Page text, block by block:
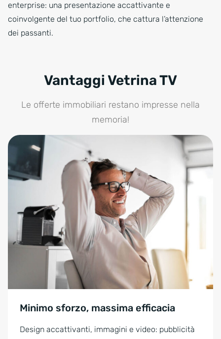
enterprise: una presentazione accattivante e
coinvolgente del tuo portfolio, che cattura l’attenzione
dei passanti.
Vantaggi Vetrina TV
Le offerte immobiliari restano impresse nella
memoria!
Minimo sforzo, massima efficacia
Design accattivanti, immagini e video: pubblicità